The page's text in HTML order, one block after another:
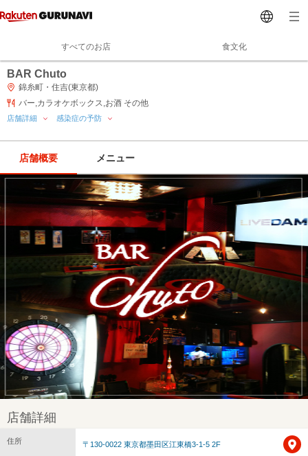
すべてのお店 食文化
BAR Chuto
錦糸町・住吉(東京都)
バー,カラオケボックス,お酒 その他
店舗詳細 感染症の予防
店舗概要 メニュー
店舗詳細
住所 〒130-0022 東京都墨田区江東橋3-1-5 2F